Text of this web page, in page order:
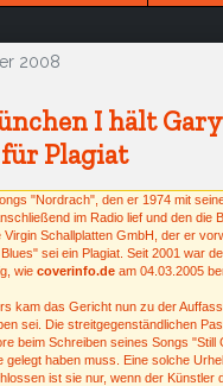
2008
I hält
Plagiat
"Nordrach", den er 1974 mit
im Radio lief und den die
Schallplatten GmbH, der er
sei ein Plagiat. Seit 2001 war
wie coverinfo.de am 04.03.2005
kam das Gericht nun zu der
sei. Die streitgegenständlichen
beim Schreiben seines Songs "Still
gelegt haben muss. Eine solche
ist sie nur, wenn der Künstler